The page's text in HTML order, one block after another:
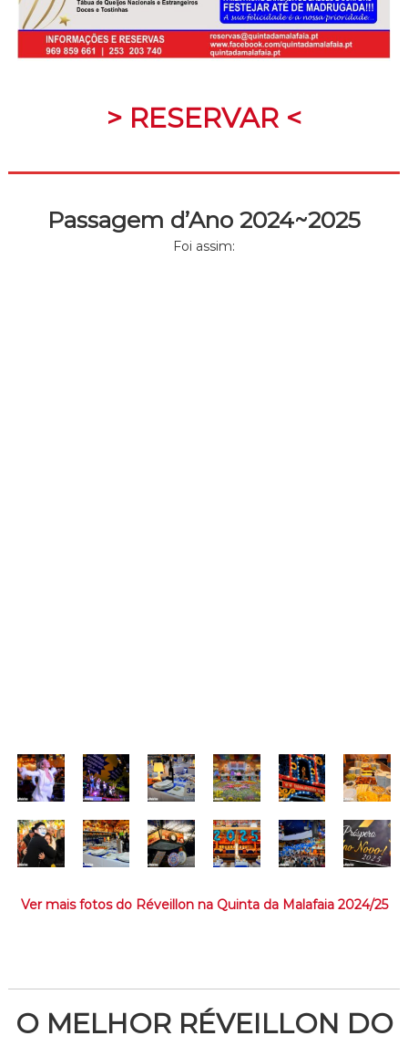
> RESERVAR <
Passagem d’Ano 2024~2025
Foi assim:
Ver mais fotos do Réveillon na Quinta da Malafaia 2024/25
O MELHOR RÉVEILLON DO